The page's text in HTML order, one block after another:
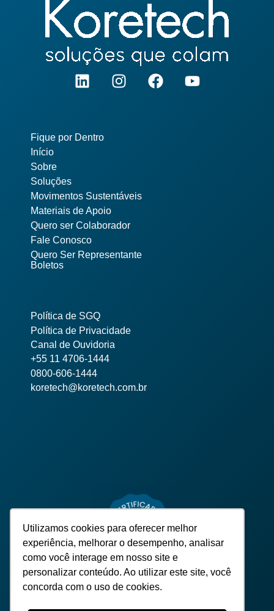
Utilizamos cookies para oferecer melhor
experiência, melhorar o desempenho, analisar
como você interage em nosso site e
personalizar conteúdo. Ao utilizar este site, você
concorda com o uso de cookies.
Fique por Dentro
Início
Sobre
Soluções
Movimentos Sustentáveis
Materiais de Apoio
Quero ser Colaborador
Fale Conosco
Quero Ser Representante
Boletos
Política de SGQ
Política de Privacidade
Canal de Ouvidoria
+55 11 4706-1444
0800-606-1444
koretech@koretech.com.br
TODOS OS DIREITOS RESERVADOS